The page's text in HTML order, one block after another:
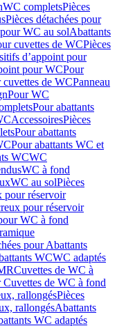
WC completsPièces
Pièces détachées pour
WC au solAbattants
cuvettes de WCPièces
d’appoint pour
pour WCPour
cuvettes de WCPanneau
Pour WC
Pour abattants
AccessoiresPièces
Pour abattants
Pour abattants WC et
WCWC
WC à fond
WC au solPièces
pour réservoir
pour réservoir
WC à fond
pour Abattants
WCWC adaptés
Cuvettes de WC à
Cuvettes de WC à fond
rallongésPièces
rallongésAbattants
WC adaptés